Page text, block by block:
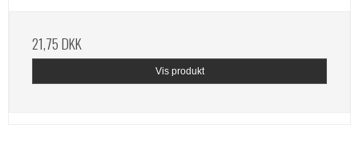
21,75 DKK
Vis produkt